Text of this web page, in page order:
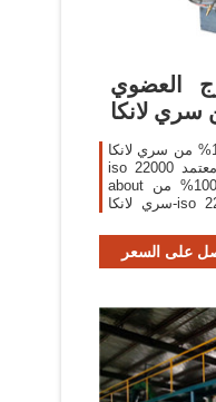
العضوي
زيت جوز الهند الطازج العضوي 100% من سري لانكا-
iso 22000 مصنع معتمد , Find Complete Details
about زيت جوز الهند الطازج العضوي 100% من
سري لانكا-iso 22000 مصنع معتمد,زيت جوز الهند
جوز الهند البكر
على السعر